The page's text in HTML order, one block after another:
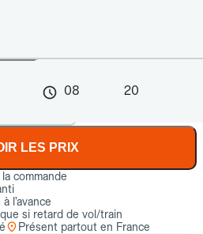
08 20
LES PRIX
commande
l’avance
si retard de vol/train
Présent partout en France